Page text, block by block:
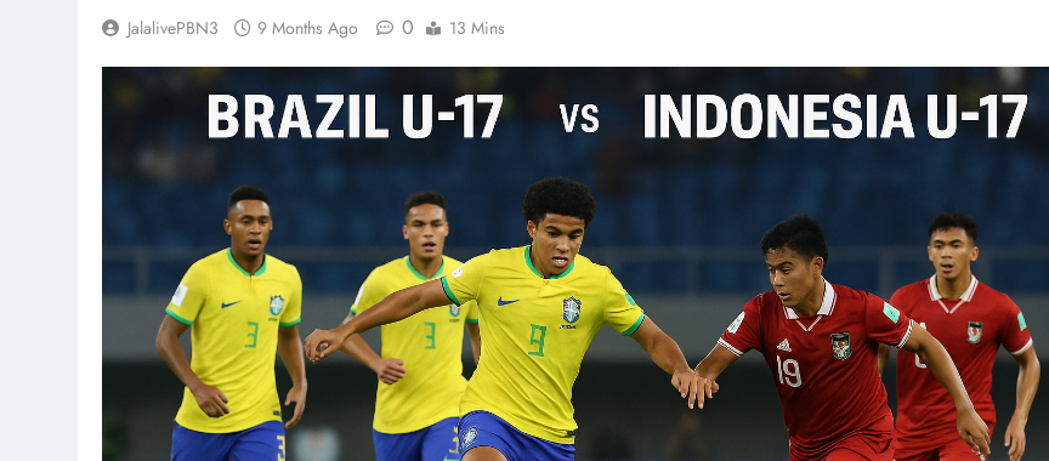
JalalivePBN3 9 Months Ago 0 13 Mins